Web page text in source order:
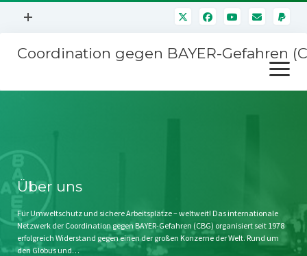
Menü
+
Mitmachen
Kontakt
Impressum
Störfälle
Coordination gegen BAYER-Gefahren
Menü
öffnen
Stichwort BAYER
Jahrestagung
SPENDEN
Über uns
Für Umweltschutz und sichere Arbeitsplätze – weltweit! Das internationale
Netzwerk der Coordination gegen BAYER-Gefahren (CBG) organisiert seit 1978
erfolgreich Widerstand gegen einen der großen Konzerne der Welt. Rund um
den Globus und…